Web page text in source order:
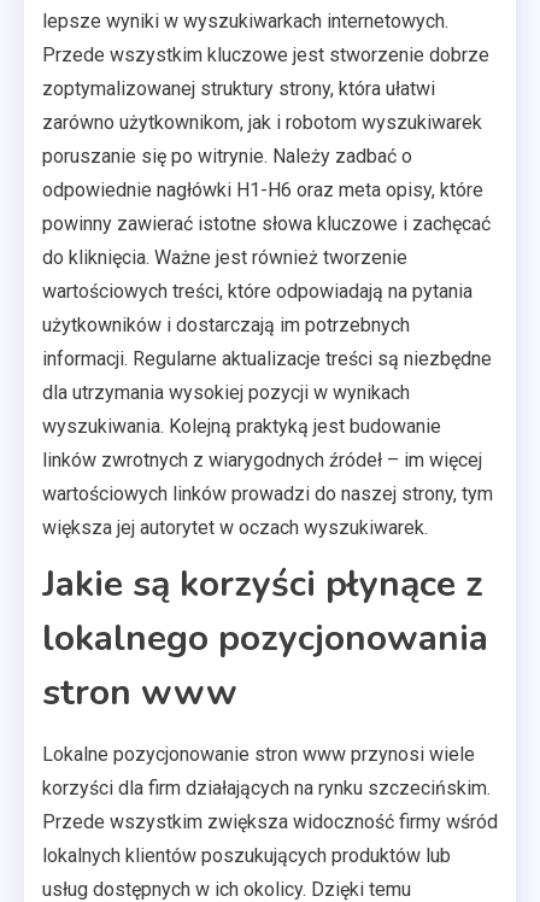
lepsze wyniki w wyszukiwarkach internetowych.
Przede wszystkim kluczowe jest stworzenie dobrze
zoptymalizowanej struktury strony, która ułatwi
zarówno użytkownikom, jak i robotom wyszukiwarek
poruszanie się po witrynie. Należy zadbać o
odpowiednie nagłówki H1-H6 oraz meta opisy, które
powinny zawierać istotne słowa kluczowe i zachęcać
do kliknięcia. Ważne jest również tworzenie
wartościowych treści, które odpowiadają na pytania
użytkowników i dostarczają im potrzebnych
informacji. Regularne aktualizacje treści są niezbędne
dla utrzymania wysokiej pozycji w wynikach
wyszukiwania. Kolejną praktyką jest budowanie
linków zwrotnych z wiarygodnych źródeł – im więcej
wartościowych linków prowadzi do naszej strony, tym
większa jej autorytet w oczach wyszukiwarek.
Jakie są korzyści płynące z
lokalnego pozycjonowania
stron www
Lokalne pozycjonowanie stron www przynosi wiele
korzyści dla firm działających na rynku szczecińskim.
Przede wszystkim zwiększa widoczność firmy wśród
lokalnych klientów poszukujących produktów lub
usług dostępnych w ich okolicy. Dzięki temu